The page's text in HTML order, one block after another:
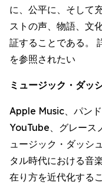
に、公平に、そして
ストの声、物語、文
証することである。
を参照されたい
ミュージック・ダッ
Apple Music、パン
YouTube、グレース
ュージック・ダッシ
タル時代における音
在り方を近代化する